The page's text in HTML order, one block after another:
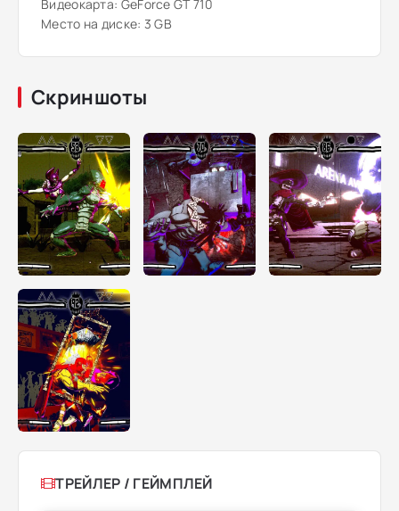
Видеокарта: GeForce GT 710
Место на диске: 3 GB
Скриншоты
ТРЕЙЛЕР / ГЕЙМПЛЕЙ